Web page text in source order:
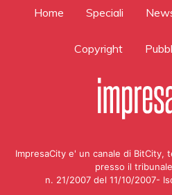
Home Speciali
Copyright
ImpresaCity e' un canale di BitCity,
presso il
n. 21/2007 del 11/10/2007-